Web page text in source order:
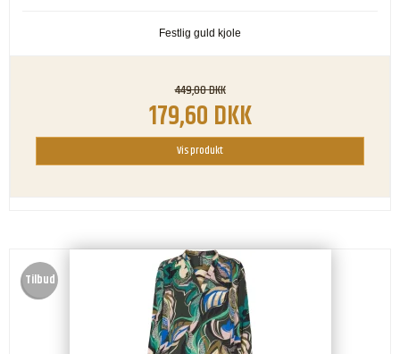
Festlig guld kjole
449,00 DKK
179,60 DKK
Vis produkt
Tilbud